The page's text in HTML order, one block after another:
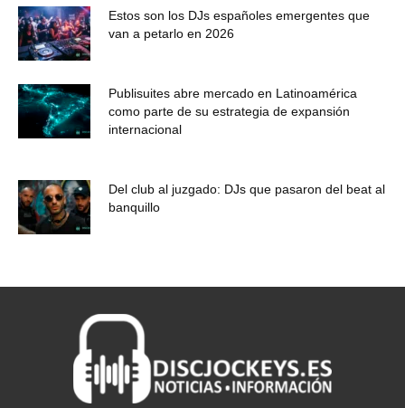
Estos son los DJs españoles emergentes que
van a petarlo en 2026
Publisuites abre mercado en Latinoamérica
como parte de su estrategia de expansión
internacional
Del club al juzgado: DJs que pasaron del beat al
banquillo